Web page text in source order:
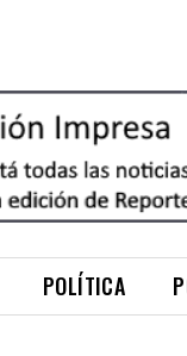
POLÍTICA